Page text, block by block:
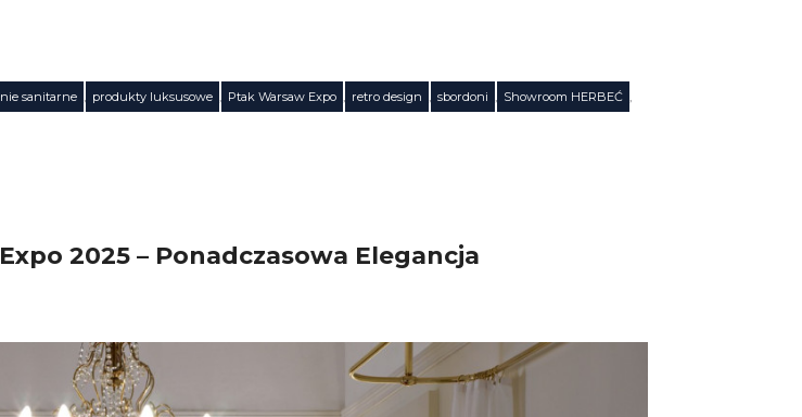
sanitarne , produkty luksusowe , Ptak Warsaw Expo , retro design , sbordoni , Showroom HERBEĆ ,
2025 – Ponadczasowa Elegancja